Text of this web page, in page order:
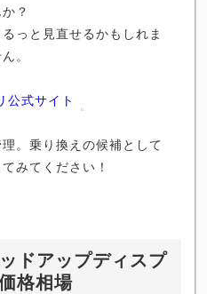
？
っと見直せるかもしれま
。
式サイト
。乗り換えの候補として
みてください！
ドアップディスプ
格相場